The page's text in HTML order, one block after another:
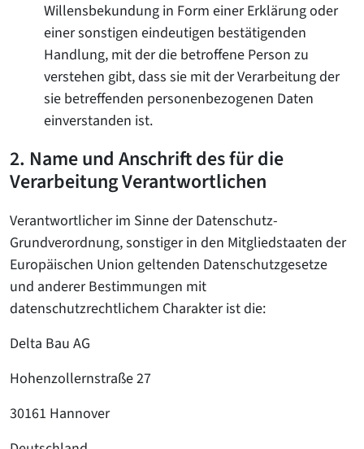
Willensbekundung in Form einer Erklärung oder
einer sonstigen eindeutigen bestätigenden
Handlung, mit der die betroffene Person zu
verstehen gibt, dass sie mit der Verarbeitung der
sie betreffenden personenbezogenen Daten
einverstanden ist.
2. Name und Anschrift des für die
Verarbeitung Verantwortlichen
Verantwortlicher im Sinne der Datenschutz-
Grundverordnung, sonstiger in den Mitgliedstaaten der
Europäischen Union geltenden Datenschutzgesetze
und anderer Bestimmungen mit
datenschutzrechtlichem Charakter ist die:
Delta Bau AG
Hohenzollernstraße 27
30161 Hannover